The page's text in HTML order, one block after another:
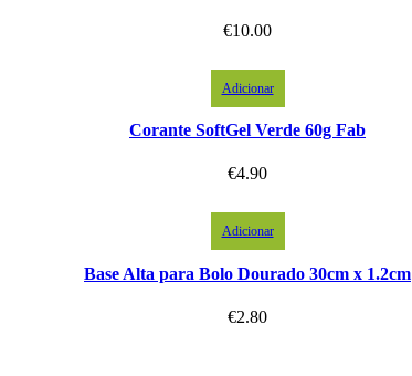
€10.00
Adicionar
Corante SoftGel Verde 60g Fab
€4.90
Adicionar
Base Alta para Bolo Dourado 30cm x 1.2cm
€2.80